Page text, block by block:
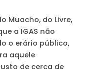
Muacho, do Livre,
a IGAS não
o erário público,
aquele
de cerca de